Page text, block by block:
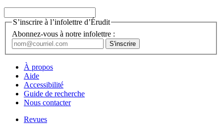
S’inscrire à l’infolettre d’Érudit
Abonnez-vous à notre infolettre :
À propos
Aide
Accessibilité
Guide de recherche
Nous contacter
Revues